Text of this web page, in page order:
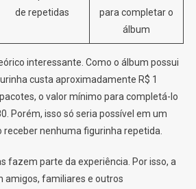
de repetidas
para completar o
álbum
interessante. Como o álbum possui
custa aproximadamente R$ 1
o valor mínimo para completá-lo
Porém, isso só seria possível em um
receber nenhuma figurinha repetida.
fazem parte da experiência. Por isso, a
amigos, familiares e outros